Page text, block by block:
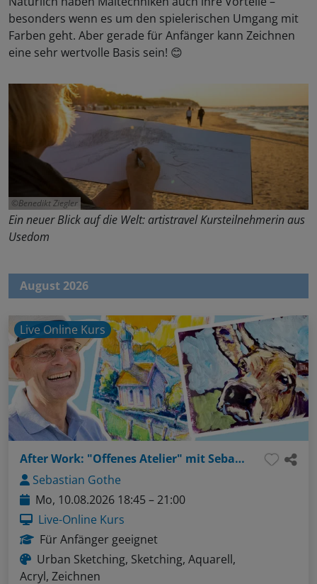
besonders wenn es um den spielerischen Umgang mit
Farben geht. Aber gerade für Anfänger kann Zeichnen
eine sehr wertvolle Basis sein! 😊
Benedikt Ziegler
Ein neuer Blick auf die Welt: artistravel Kursteilnehmerin aus
Usedom
August 2026
Live Online Kurs
After Work: "Offenes Atelier" mit Sebastian - Thema: Gesichter ganz einfach (Bleistift / Aquarellstifte)
Sebastian Gothe
Mo, 10.08.2026 18:45 – 21:00
Live-Online Kurs
Für Anfänger geeignet
Urban Sketching, Sketching, Aquarell,
Acryl, Zeichnen